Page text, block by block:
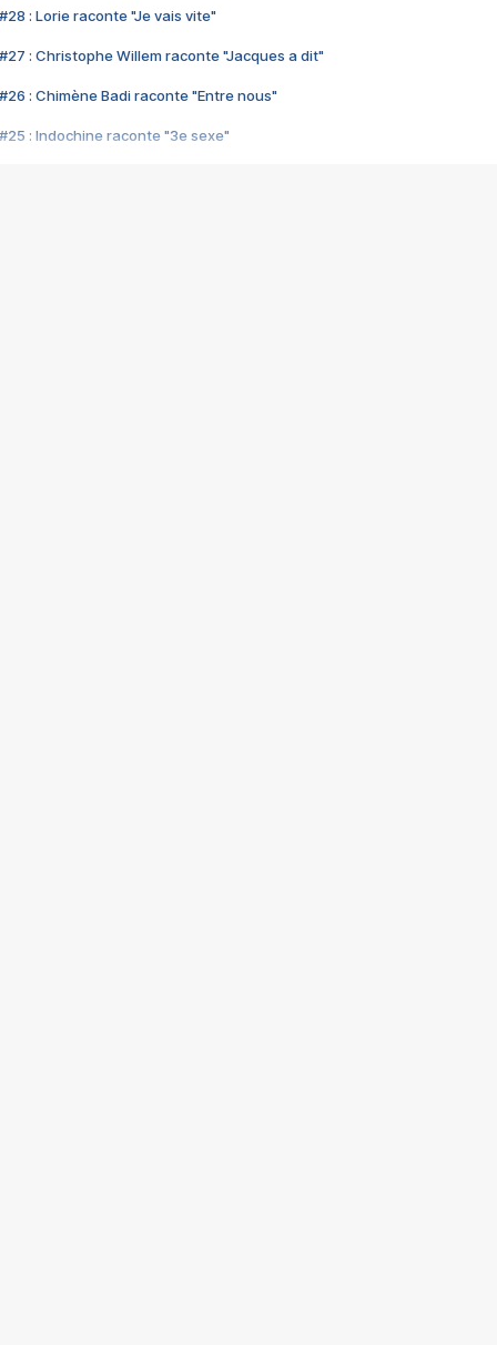
#28 : Lorie raconte "Je vais vite"
#27 : Christophe Willem raconte "Jacques a dit"
#26 : Chimène Badi raconte "Entre nous"
#25 : Indochine raconte "3e sexe"